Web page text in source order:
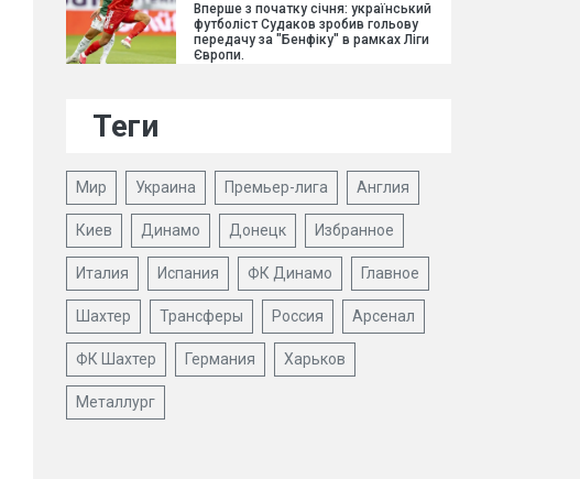
Вперше з початку січня: український
футболіст Судаков зробив гольову
передачу за "Бенфіку" в рамках Ліги
Європи.
Теги
Мир Украина Премьер-лига Англия
Киев Динамо Донецк Избранное
Италия Испания ФК Динамо Главное
Шахтер Трансферы Россия Арсенал
ФК Шахтер Германия Харьков
Металлург